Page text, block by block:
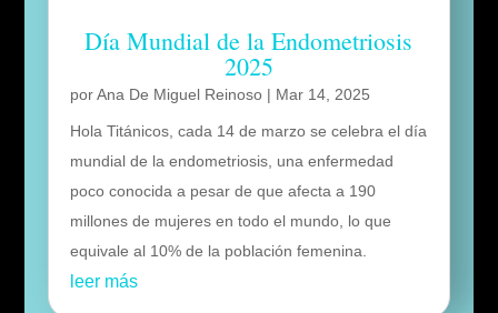
Día Mundial de la Endometriosis
2025
porAna De Miguel Reinoso| Mar 14, 2025
Hola Titánicos, cada 14 de marzo se celebra el día
mundial de la endometriosis, una enfermedad
poco conocida a pesar de que afecta a 190
millones de mujeres en todo el mundo, lo que
equivale al 10% de la población femenina.
leer más